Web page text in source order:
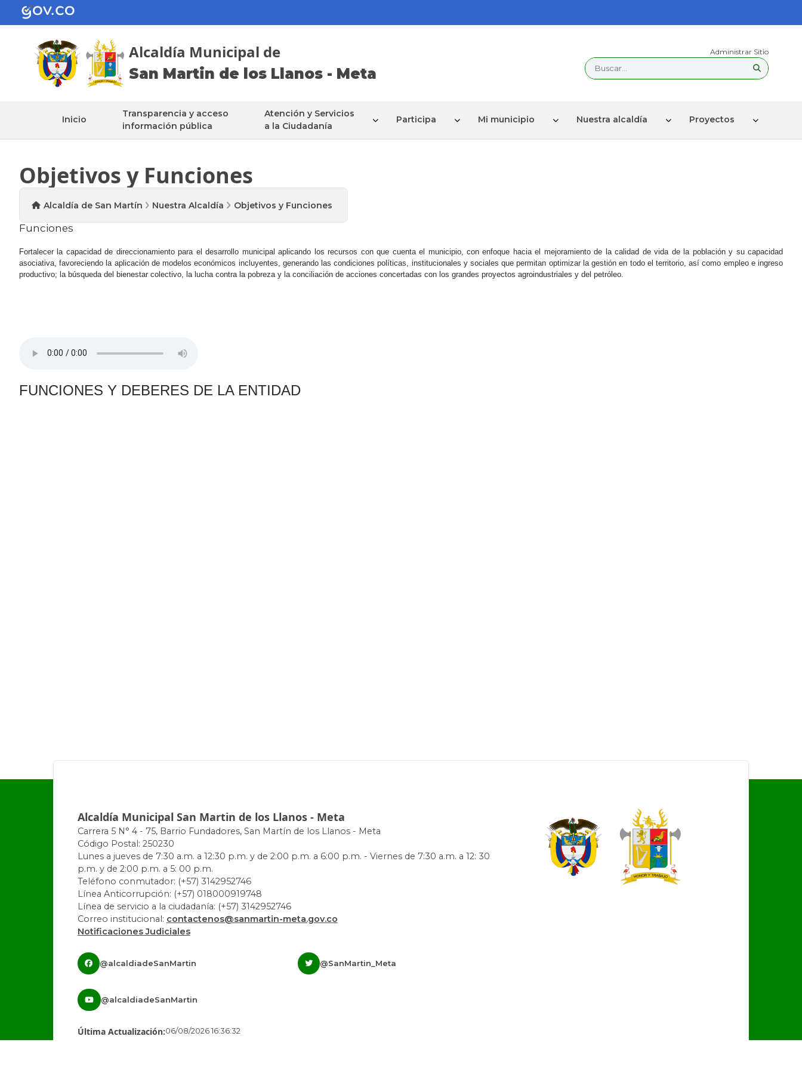
Alcaldía Municipal de
San Martin de los Llanos - Meta
Administrar Sitio
Buscar...
Inicio
Transparencia y acceso
información pública
Atención y Servicios
a la Ciudadanía
Participa Mi municipio Nuestra alcaldía Proyectos
Objetivos y Funciones
Alcaldía de San Martín Nuestra Alcaldía Objetivos y Funciones
Funciones
Fortalecer la capacidad de direccionamiento para el desarrollo municipal aplicando los recursos con que cuenta el municipio, con enfoque hacia el mejoramiento de la calidad de vida de la población y su capacidad
asociativa, favoreciendo la aplicación de modelos económicos incluyentes, generando las condiciones políticas, institucionales y sociales que permitan optimizar la gestión en todo el territorio, así como empleo e ingreso
productivo; la búsqueda del bienestar colectivo, la lucha contra la pobreza y la conciliación de acciones concertadas con los grandes proyectos agroindustriales y del petróleo.
FUNCIONES Y DEBERES DE LA ENTIDAD​
Alcaldía Municipal San Martin de los Llanos - Meta
Carrera 5 N° 4 - 75, Barrio Fundadores, San Martín de los Llanos - Meta
Código Postal: 250230
Lunes a jueves de 7:30 a.m. a 12:30 p.m. y de 2:00 p.m. a 6:00 p.m. - Viernes de 7:30 a.m. a 12: 30
p.m. y de 2:00 p.m. a 5: 00 p.m.
Teléfono conmutador: (+57) 3142952746
Línea Anticorrupción: (+57) 018000919748
Línea de servicio a la ciudadanía: (+57) 3142952746
Correo institucional: contactenos@sanmartin-meta.gov.co
Notificaciones Judiciales
@alcaldiadeSanMartin @SanMartin_Meta
@alcaldiadeSanMartin
Última Actualización:06/08/2026 16:36:32